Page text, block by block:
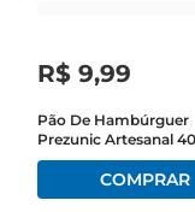
sabor e textura.
Qualidade e
Produzido
Mini Baguete
R$ 9,99
Pão De Hambúrguer
Prezunic Artesanal